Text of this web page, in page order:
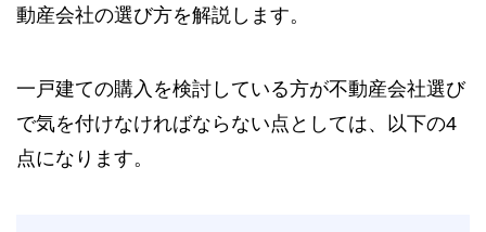
動産会社の選び方を解説します。
一戸建ての購入を検討している方が不動産会社選び
で気を付けなければならない点としては、以下の4
点になります。